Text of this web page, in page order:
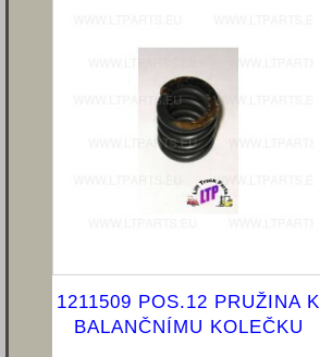
1211509 POS.12 PRUŽINA K
BALANČNÍMU KOLEČKU